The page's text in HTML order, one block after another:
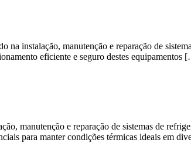
instalação, manutenção e reparação de
eficiente e seguro destes equipamentos
manutenção e reparação de sistemas de
para manter condições térmicas ideais em